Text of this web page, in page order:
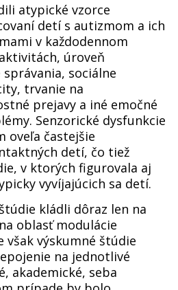
atypické vzorce
detí s autizmom a ich
v každodennom
úroveň
sociálne
trvanie na
prejavy a iné emočné
Senzorické dysfunkcie
oveľa častejšie
detí, čo tiež
v ktorých figurovala aj
vyvíjajúcich sa detí.
kládli dôraz len na
oblasť modulácie
však výskumné štúdie
na jednotlivé
akademické, seba